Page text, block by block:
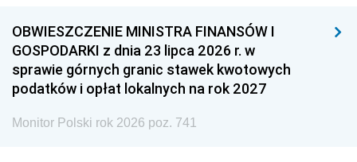
OBWIESZCZENIE MINISTRA FINANSÓW I
GOSPODARKI z dnia 23 lipca 2026 r. w
sprawie górnych granic stawek kwotowych
podatków i opłat lokalnych na rok 2027
Monitor Polski rok 2026 poz. 741